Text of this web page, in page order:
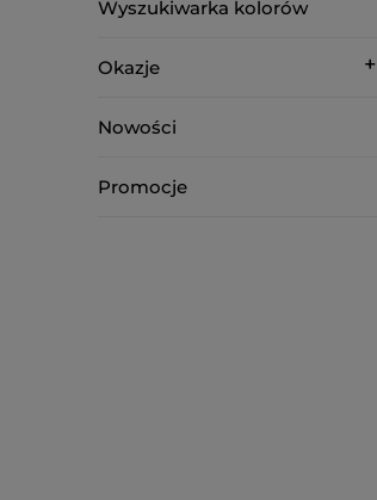
Wyszukiwarka kolorów
Okazje
Nowości
Promocje